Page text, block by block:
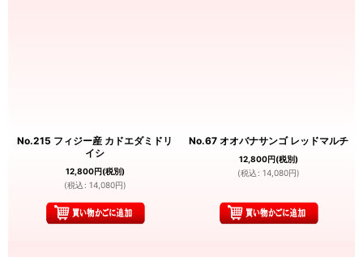
No.215 フィジー産 カドエダミドリ
イシ
12,800円(税別)
(税込 : 14,080円)
No.67 オオバナサンゴ レッドマルチ
12,800円(税別)
(税込 : 14,080円)